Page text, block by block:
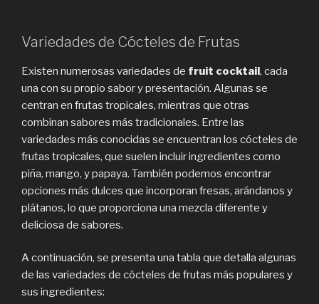
Variedades de Cócteles de Frutas
Existen numerosas variedades de fruit cocktail, cada
una con su propio sabor y presentación. Algunas se
centran en frutas tropicales, mientras que otras
combinan sabores más tradicionales. Entre las
variedades más conocidas se encuentran los cócteles de
frutas tropicales, que suelen incluir ingredientes como
piña, mango, y papaya. También podemos encontrar
opciones más dulces que incorporan fresas, arándanos y
plátanos, lo que proporciona una mezcla diferente y
deliciosa de sabores.
A continuación, se presenta una tabla que detalla algunas
de las variedades de cócteles de frutas más populares y
sus ingredientes: